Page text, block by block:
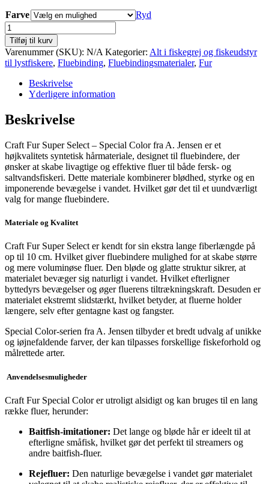
Farve
Ryd
Craft
Fur
Special
Color
antal
Tilføj til kurv
Varenummer (SKU): N/A Kategorier: Alt i fiskegrej og fiskeudstyr
til lystfiskere, Fluebinding, Fluebindingsmaterialer, Fur
Beskrivelse
Yderligere information
Beskrivelse
Craft Fur Super Select – Special Color fra A. Jensen er et
højkvalitets syntetisk hårmateriale, designet til fluebindere, der
ønsker at skabe livagtige og effektive fluer til både fersk- og
saltvandsfiskeri. Dette materiale kombinerer blødhed, styrke og en
imponerende bevægelse i vandet. Hvilket gør det til et uundværligt
valg for mange fluebindere.
Materiale og Kvalitet
Craft Fur Super Select er kendt for sin ekstra lange fiberlængde på
op til 10 cm. Hvilket giver fluebindere mulighed for at skabe større
og mere voluminøse fluer. Den bløde og glatte struktur sikrer, at
materialet bevæger sig naturligt i vandet. Hvilket efterligner
byttedyrs bevægelser og øger fluerens tiltrækningskraft. Desuden er
materialet ekstremt slidstærkt, hvilket betyder, at fluerne holder
længere, selv efter gentagne kast og fangster.
Special Color-serien fra A. Jensen tilbyder et bredt udvalg af unikke
og iøjnefaldende farver, der kan tilpasses forskellige fiskeforhold og
målrettede arter.
Anvendelsesmuligheder
Craft Fur Special Color er utroligt alsidigt og kan bruges til en lang
række fluer, herunder:
Baitfish-imitationer: Det lange og bløde hår er ideelt til at
efterligne småfisk, hvilket gør det perfekt til streamers og
andre baitfish-fluer.
Rejefluer: Den naturlige bevægelse i vandet gør materialet